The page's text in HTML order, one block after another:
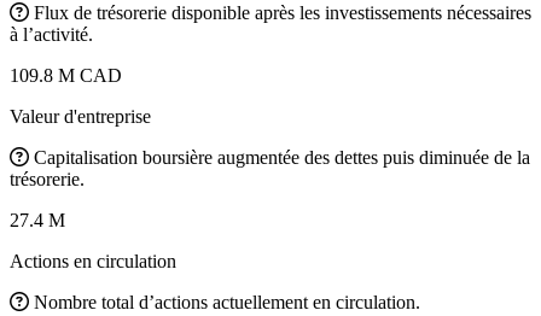
Flux de trésorerie disponible après les investissements nécessaires
à l’activité.
109.8 M CAD
Valeur d'entreprise
Capitalisation boursière augmentée des dettes puis diminuée de la
trésorerie.
27.4 M
Actions en circulation
Nombre total d’actions actuellement en circulation.